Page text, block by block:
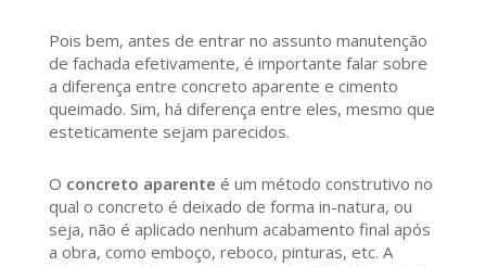
Pois bem, antes de entrar no assunto manutenção
de fachada efetivamente, é importante falar sobre
a diferença entre concreto aparente e cimento
queimado. Sim, há diferença entre eles, mesmo que
esteticamente sejam parecidos.
O concreto aparente é um método construtivo no
qual o concreto é deixado de forma in-natura, ou
seja, não é aplicado nenhum acabamento final após
a obra, como emboço, reboco, pinturas, etc. A